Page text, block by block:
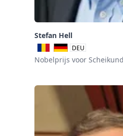
Stefan Hell
DEU
Nobelprijs voor